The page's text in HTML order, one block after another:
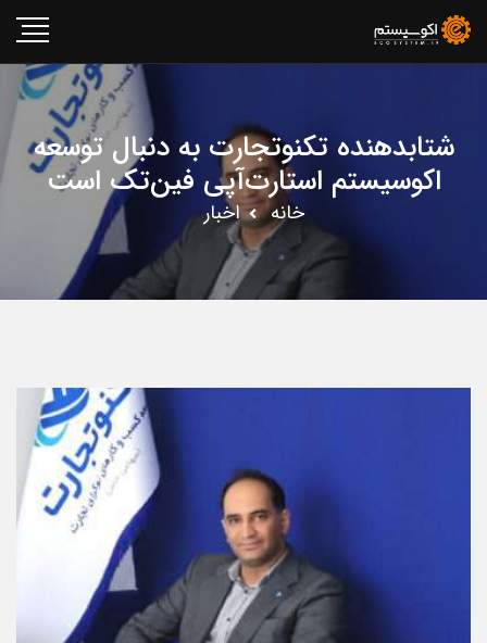
شتابدهنده تکنوتجارت به دنبال توسعه
اکوسیستم استارت‌آپی فین‌تک است
خانه اخبار